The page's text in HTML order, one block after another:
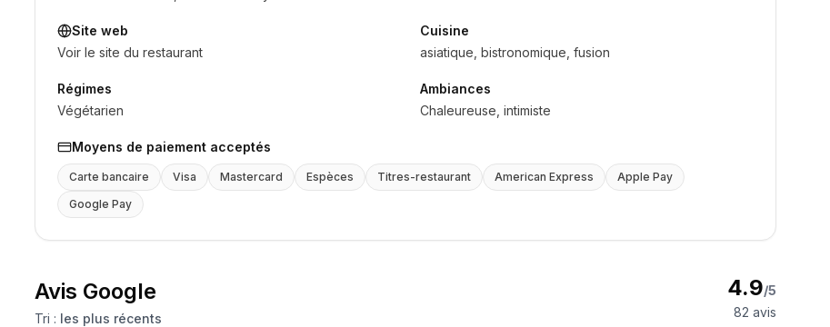
Site web
Voir le site du restaurant
Cuisine
asiatique, bistronomique, fusion
Régimes
Végétarien
Ambiances
Chaleureuse, intimiste
Moyens de paiement acceptés
Carte bancaire Visa Mastercard Espèces Titres-restaurant American Express
Apple Pay
Google Pay
Avis Google
Tri : les plus récents
4.9/5
82 avis